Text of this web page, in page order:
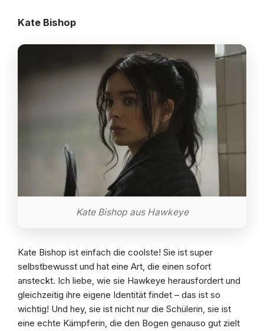
Kate Bishop
Kate Bishop aus Hawkeye
Kate Bishop ist einfach die coolste! Sie ist super
selbstbewusst und hat eine Art, die einen sofort
ansteckt. Ich liebe, wie sie Hawkeye herausfordert und
gleichzeitig ihre eigene Identität findet – das ist so
wichtig! Und hey, sie ist nicht nur die Schülerin, sie ist
eine echte Kämpferin, die den Bogen genauso gut zielt